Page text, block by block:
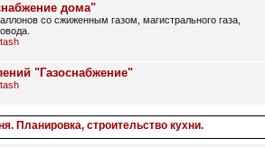
дома"
со сжиженным газом, магистрального газа,
"Газоснабжение"
Планировка, строительство кухни.